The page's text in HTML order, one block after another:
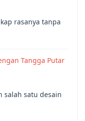
rasanya tanpa
Tangga Putar
salah satu desain